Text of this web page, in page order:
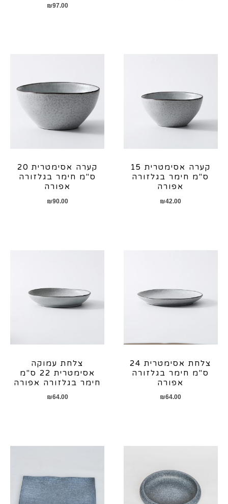
₪97.00
קערה אסימטרית 15
ס"מ חימר בגלזורה
אפורה
₪42.00
קערה אסימטרית 20
ס"מ חימר בגלזורה
אפורה
₪90.00
צלחת אסימטרית 24
ס"מ חימר בגלזורה
אפורה
₪64.00
צלחת עמוקה
אסימטרית 22 ס"מ
חימר בגלזורה אפורה
₪64.00